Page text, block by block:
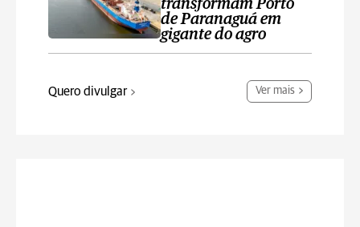
transformam Porto
de Paranaguá em
gigante do agro
Quero divulgar Ver mais